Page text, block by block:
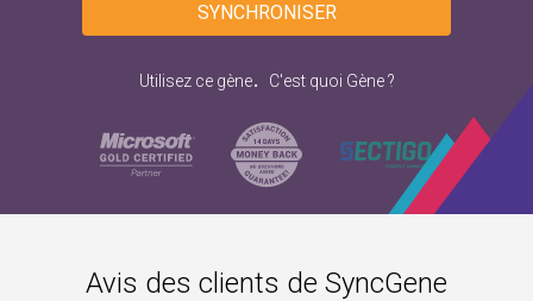
SYNCHRONISER
Utilisez ce gène. C'est quoi Gène ?
Avis des clients de SyncGene